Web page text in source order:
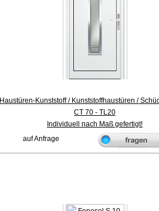
Haustüren-Kunststoff / Kunststoffhaustüren /
CT 70 - TL20
Individuell nach Maß gefertigt!
auf Anfrage